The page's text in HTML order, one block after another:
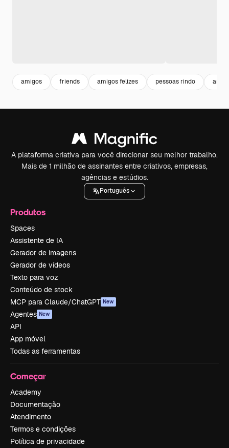
amigos friends amigos felizes pessoas rindo
A plataforma criativa para você direcionar seu melhor trabalho.
Mais de 1 milhão de assinantes entre criativos, empresas,
agências e estúdios.
Português
Produtos
Spaces
Assistente de IA
Gerador de imagens
Gerador de vídeos
Texto para voz
Conteúdo de stock
MCP para Claude/ChatGPT New
Agentes New
API
App móvel
Todas as ferramentas
Começar
Academy
Documentação
Atendimento
Termos e condições
Política de privacidade